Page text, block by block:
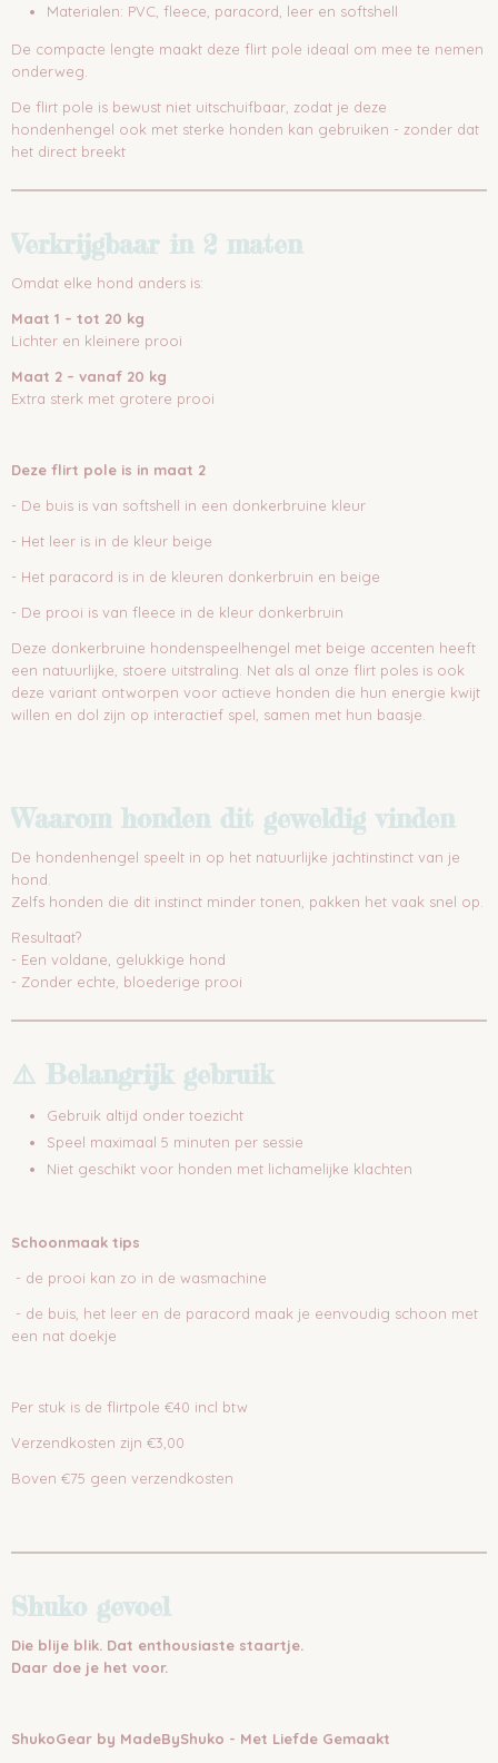
Materialen: PVC, fleece, paracord, leer en softshell
De compacte lengte maakt deze flirt pole ideaal om mee te nemen
onderweg.
De flirt pole is bewust niet uitschuifbaar, zodat je deze
hondenhengel ook met sterke honden kan gebruiken - zonder dat
het direct breekt
Verkrijgbaar in 2 maten
Omdat elke hond anders is:
Maat 1 – tot 20 kg
Lichter en kleinere prooi
Maat 2 – vanaf 20 kg
Extra sterk met grotere prooi
Deze flirt pole is in maat 2
- De buis is van softshell in een donkerbruine kleur
- Het leer is in de kleur beige
- Het paracord is in de kleuren donkerbruin en beige
- De prooi is van fleece in de kleur donkerbruin
Deze donkerbruine hondenspeelhengel met beige accenten heeft
een natuurlijke, stoere uitstraling. Net als al onze flirt poles is ook
deze variant ontworpen voor actieve honden die hun energie kwijt
willen en dol zijn op interactief spel, samen met hun baasje.
Waarom honden dit geweldig vinden
De hondenhengel speelt in op het natuurlijke jachtinstinct van je
hond.
Zelfs honden die dit instinct minder tonen, pakken het vaak snel op.
Resultaat?
- Een voldane, gelukkige hond
- Zonder echte, bloederige prooi
⚠️ Belangrijk gebruik
Gebruik altijd onder toezicht
Speel maximaal 5 minuten per sessie
Niet geschikt voor honden met lichamelijke klachten
Schoonmaak tips
- de prooi kan zo in de wasmachine
- de buis, het leer en de paracord maak je eenvoudig schoon met
een nat doekje
Per stuk is de flirtpole €40 incl btw
Verzendkosten zijn €3,00
Boven €75 geen verzendkosten
Shuko gevoel
Die blije blik. Dat enthousiaste staartje.
Daar doe je het voor.
ShukoGear by MadeByShuko - Met Liefde Gemaakt